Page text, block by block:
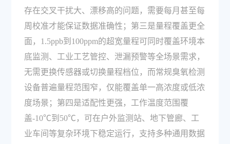
存在交叉干扰大、漂移高的问题，需要每月甚至每
周校准才能保证数据准确性；第三是量程覆盖更全
面，1.5ppb到100ppm的超宽量程可同时覆盖环境本
底监测、工业工艺管控、泄漏预警等全场景需求，
无需更换传感器或切换量程档位，而常规臭氧检测
设备普遍量程范围窄，仅能覆盖单一高浓度或低浓
度场景；第四是适配性更强，工作温度范围覆
盖-10℃到50℃，可在户外监测站、地下管廊、工
业车间等复杂环境下稳定运行，支持多种通用数据